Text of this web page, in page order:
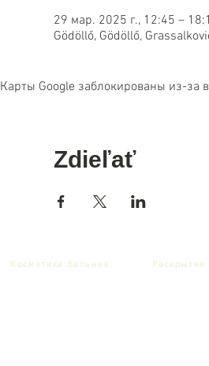
29 мар. 2025 г., 12:45 –
Gödöllő, Gödöllő,
Карты Google заблокированы из-за
Zdieľať
Косметика бальнеа Раскрытие